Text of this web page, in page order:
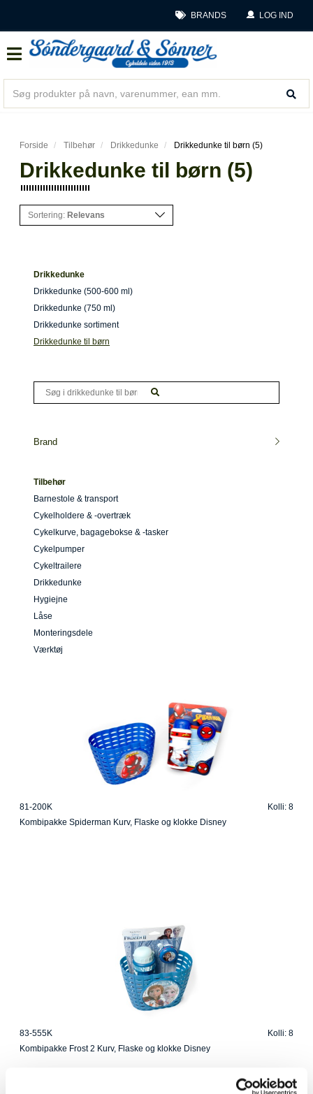
BRANDS LOG IND
Forside Tilbehør Drikkedunke Drikkedunke til børn (5)
Drikkedunke til børn (5)
Sortering: Relevans
Drikkedunke
Drikkedunke (500-600 ml)
Drikkedunke (750 ml)
Drikkedunke sortiment
Drikkedunke til børn
Brand
Tilbehør
Barnestole & transport
Cykelholdere & -overtræk
Cykelkurve, bagagebokse & -tasker
Cykelpumper
Cykeltrailere
Drikkedunke
Hygiejne
Låse
Monteringsdele
Værktøj
81-200K
Kolli: 8
Kombipakke Spiderman Kurv, Flaske og klokke Disney
83-555K
Kolli: 8
Kombipakke Frost 2 Kurv, Flaske og klokke Disney